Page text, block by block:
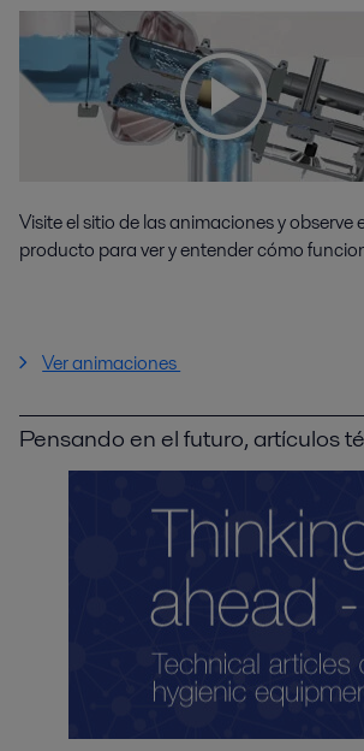
Visite el sitio de las animaciones y observe
producto para ver y entender cómo
Ver animaciones
Pensando en el futuro, artículos